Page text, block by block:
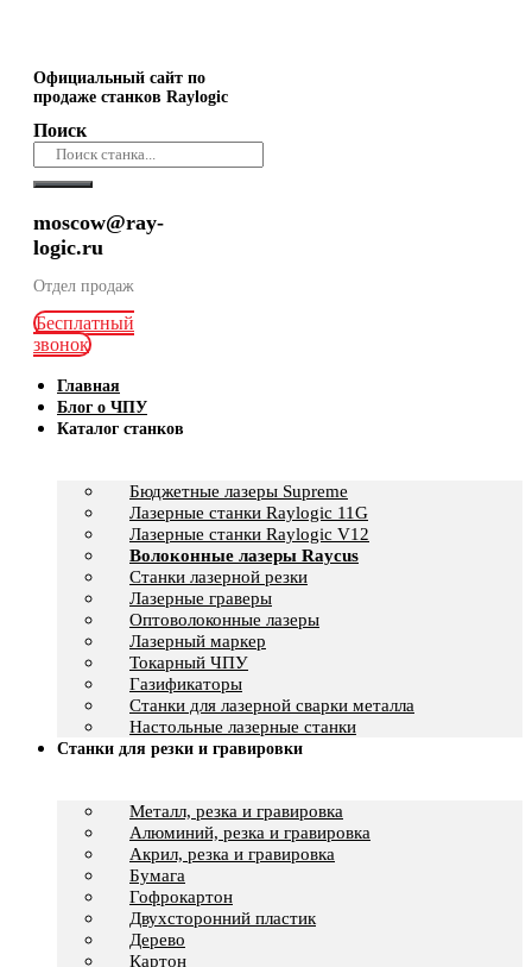
Официальный сайт по
продаже станков Raylogic
Поиск
moscow@ray-
logic.ru
Отдел продаж
Бесплатный
звонок
Главная
Блог о ЧПУ
Каталог станков
Бюджетные лазеры Supreme
Лазерные станки Raylogic 11G
Лазерные станки Raylogic V12
Волоконные лазеры Raycus
Станки лазерной резки
Лазерные граверы
Оптоволоконные лазеры
Лазерный маркер
Токарный ЧПУ
Газификаторы
Cтанки для лазерной сварки металла
Настольные лазерные станки
Станки для резки и гравировки
Металл, резка и гравировка
Алюминий, резка и гравировка
Акрил, резка и гравировка
Бумага
Гофрокартон
Двухсторонний пластик
Дерево
Картон